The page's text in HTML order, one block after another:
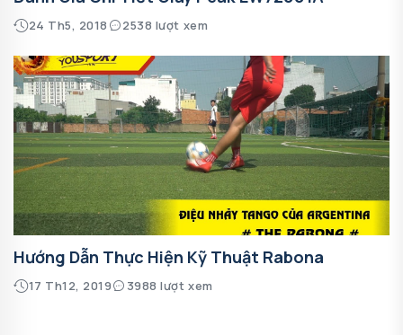
24 Th5, 2018 2538 lượt xem
Hướng Dẫn Thực Hiện Kỹ Thuật Rabona
17 Th12, 2019 3988 lượt xem